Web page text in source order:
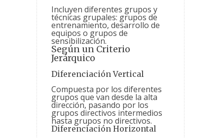
Incluyen diferentes grupos y
técnicas grupales: grupos de
entrenamiento, desarrollo de
equipos o grupos de
sensibilización.
Según un Criterio
Jerárquico
Diferenciación Vertical
Compuesta por los diferentes
grupos que van desde la alta
dirección, pasando por los
grupos directivos intermedios
hasta grupos no directivos.
Diferenciación Horizontal